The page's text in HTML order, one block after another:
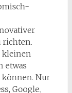
richten.
kleinen
etwas
können. Nur
Google,